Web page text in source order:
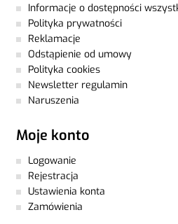
Informacje o dostępności
Polityka prywatności
Reklamacje
Odstąpienie od umowy
Polityka cookies
Newsletter regulamin
Naruszenia
Moje konto
Logowanie
Rejestracja
Ustawienia konta
Zamówienia